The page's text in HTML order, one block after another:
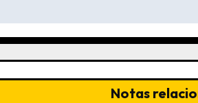
Notas